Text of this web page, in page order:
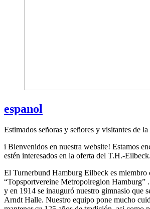
espanol
Estimados señoras y señores y visitantes de la
i Bienvenidos en nuestra website! Estamos
estén interesados en la oferta del T.H.-Eilbeck.
El Turnerbund Hamburg Eilbeck es miembro
“Topsportvereine Metropolregion Hamburg”
y en 1914 se inauguró nuestro gimnasio que
Arndt Halle. Nuestro equipo pone mucho